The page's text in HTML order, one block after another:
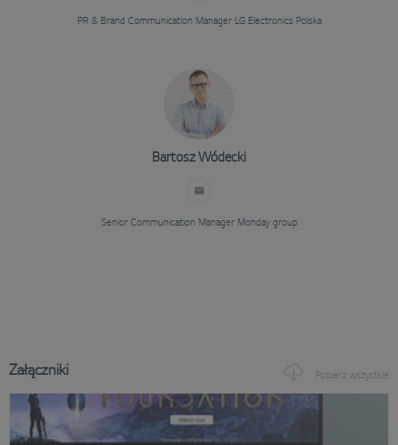
PR & Brand Communication ManagerLG Electronics Polska
Bartosz Wódecki
Senior Communication ManagerMonday group
Załączniki Pobierz wszystkie